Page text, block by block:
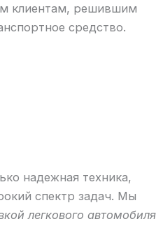
клиентам, решившим
средство.
надежная техника,
спектр задач. Мы
легкового автомобиля